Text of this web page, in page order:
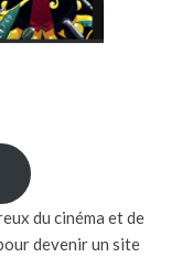
du cinéma et de
devenir un site